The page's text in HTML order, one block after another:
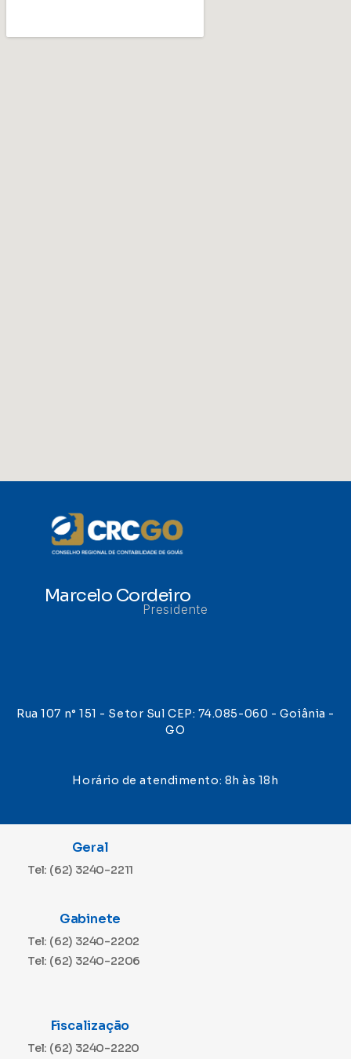
Marcelo Cordeiro
Presidente
Rua 107 n° 151 - Setor Sul CEP: 74.085-060 - Goiânia -
GO
Horário de atendimento: 8h às 18h
Geral
Tel: (62) 3240-2211
Gabinete
Tel: (62) 3240-2202
Tel: (62) 3240-2206
Fiscalização
Tel: (62) 3240-2220